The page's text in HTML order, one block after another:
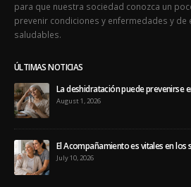
para que nuestra sociedad conozca un
prevenir condiciones y enfermedades y de
saludables.
ÚLTIMAS NOTICIAS
La deshidratación puede prevenirse
August 1, 2026
El Acompañamiento es vitales en los
July 10, 2026